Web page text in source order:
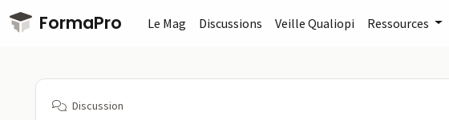
Passer au contenu principal
FormaPro Le Mag Discussions Veille Qualiopi Ressources
Discussion